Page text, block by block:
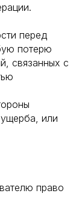
перед
потерю
связанных с
или
право